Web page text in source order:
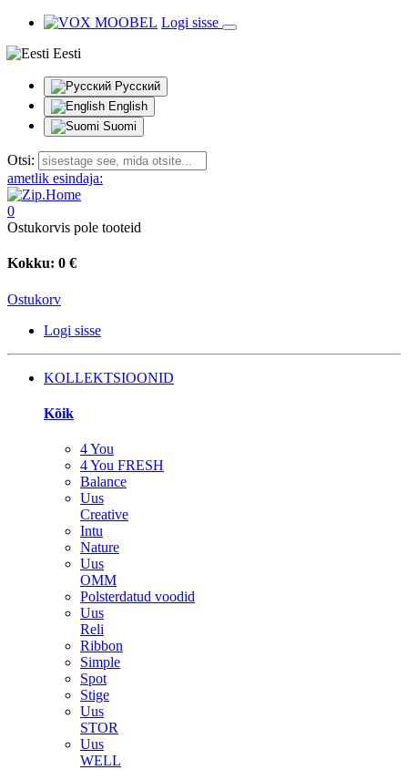
Logi sisse
Eesti
Русский
English
Suomi
Otsi:
ametlik esindaja:
0
Ostukorvis pole tooteid
Kokku: 0 €
Ostukorv
Logi sisse
KOLLEKTSIOONID
Kõik
4 You
4 You FRESH
Balance
Uus
Creative
Intu
Nature
Uus
OMM
Polsterdatud voodid
Uus
Reli
Ribbon
Simple
Spot
Stige
Uus
STOR
Uus
WELL